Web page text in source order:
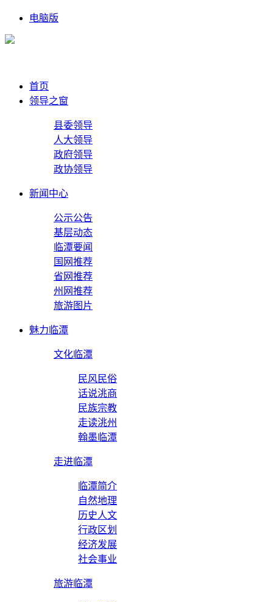
电脑版
首页
领导之窗
县委领导
人大领导
政府领导
政协领导
新闻中心
公示公告
基层动态
临潭要闻
国网推荐
省网推荐
州网推荐
旅游图片
魅力临潭
文化临潭
民风民俗
话说洮商
民族宗教
走读洮州
翰墨临潭
走进临潭
临潭简介
自然地理
历史人文
行政区划
经济发展
社会事业
旅游临潭